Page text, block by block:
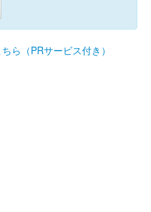
ら（PRサービス付き）